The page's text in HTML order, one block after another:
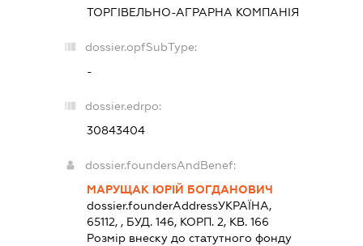
ТОРГІВЕЛЬНО-АГРАРНА КОМПАНІЯ
dossier.opfSubType:
-
dossier.edrpo:
30843404
dossier.foundersAndBenef:
МАРУЩАК ЮРІЙ БОГДАНОВИЧ
dossier.founderAddressУКРАЇНА,
65112, , БУД. 146, КОРП. 2, КВ. 166
Розмір внеску до статутного фонду